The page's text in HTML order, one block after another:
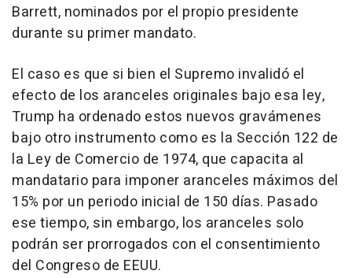
Barrett, nominados por el propio presidente
durante su primer mandato.
El caso es que si bien el Supremo invalidó el
efecto de los aranceles originales bajo esa ley,
Trump ha ordenado estos nuevos gravámenes
bajo otro instrumento como es la Sección 122 de
la Ley de Comercio de 1974, que capacita al
mandatario para imponer aranceles máximos del
15% por un periodo inicial de 150 días. Pasado
ese tiempo, sin embargo, los aranceles solo
podrán ser prorrogados con el consentimiento
del Congreso de EEUU.